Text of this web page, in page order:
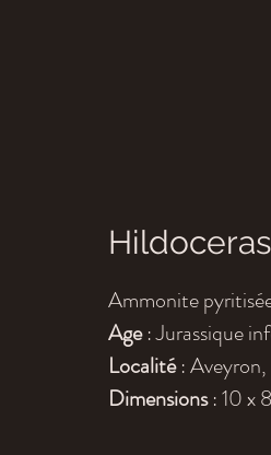
Ammonite
Age: Jurassique
Localité:
Dimensions: 10 x